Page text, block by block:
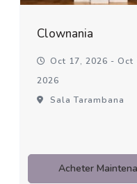
Clownania
Oct 17, 2026 - Oct
2026
Sala Tarambana
Acheter